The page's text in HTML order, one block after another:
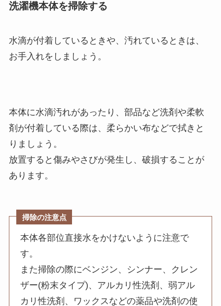
洗濯機本体を掃除する
水滴が付着しているときや、汚れているときは、
お手入れをしましょう。
本体に水滴汚れがあったり、部品など洗剤や柔軟
剤が付着している際は、柔らかい布などで拭きと
りましょう。
放置すると傷みやさびが発生し、破損することが
あります。
掃除の注意点
本体各部位直接水をかけないように注意で
す。
また掃除の際にベンジン、シンナー、クレン
ザー(粉末タイプ)、アルカリ性洗剤、弱アル
カリ性洗剤、ワックスなどの薬品や洗剤の使